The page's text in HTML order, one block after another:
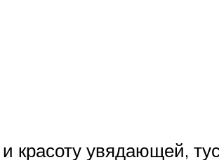
красоту увядающей,